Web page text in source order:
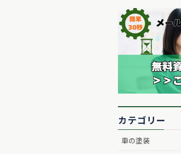
カテゴリー
車の塗装